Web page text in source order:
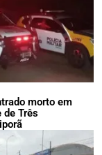
morto em
Três